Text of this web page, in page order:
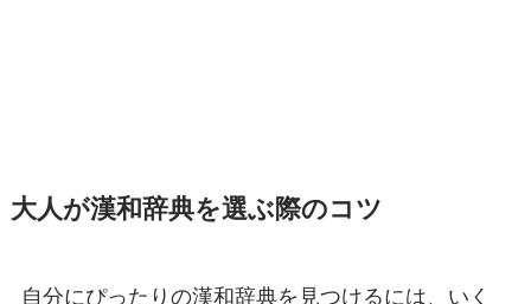
大人が漢和辞典を選ぶ際のコツ
自分にぴったりの漢和辞典を見つけるには、いく